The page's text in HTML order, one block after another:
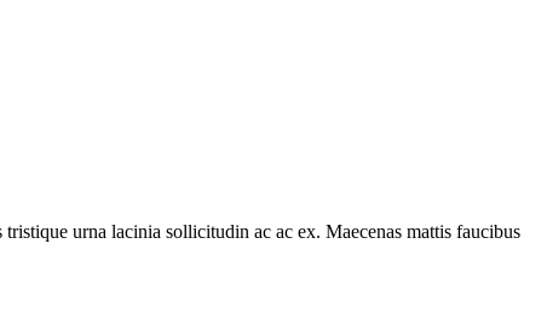
urna lacinia sollicitudin ac ac ex. Maecenas mattis faucibus